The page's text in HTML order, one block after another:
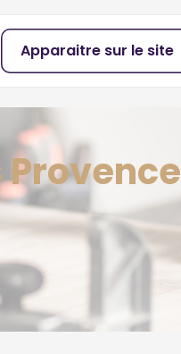
Apparaitre sur le site